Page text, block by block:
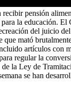
pensión
la educación.
del juicio
mató
artículos con
regular la
la Ley de
se han